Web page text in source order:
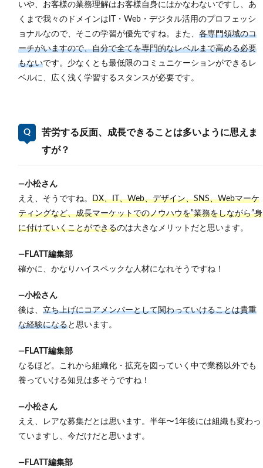
いや、お客様の業務理解はお客様自身にはかなわないですし、あ
くまで我々のドメインはIT・Web・デジタル活用のプロフェッシ
ョナルなので、そこの学習が優先ですね。また、 各専門領域のコ
ーチがいますので、自分で全てを専門的なレベルまで高める必要
もないです。少なくとも最低限のコミュニケーションができるレ
ベルに、広く浅く学習するスタンスが必要です。
苦労する反面、成長できることは多いように思えま
すが？
―小松さん
ええ、そうですね。 DX、IT、Web、デザイン、SNS、Webマーケ
ティングなど、成長マーケットでのノウハウを‟業務をしながら”身
に付けていくことができるのは大きなメリットだと思います。
―FLATT編集部
確かに、かなりハイスペックな人材になれそうですね！
―小松さん
後は、 立ち上げにコアメンバーとして関わっていけることは貴重
な経験になると思います。
―FLATT編集部
なるほど。これから組織化・拡充を図っていく中で業務以外でも
養っていける知見は多そうですね！
―小松さん
ええ、レアな募集だとは思います。半年〜1年後には組織も変わっ
ていますし、今だけだと思います。
―FLATT編集部